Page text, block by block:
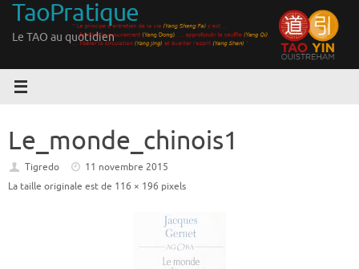
Passer
contenu
TaoPratique
Le TAO au quotidien
Le_monde_chinois1
Tigredo
11 novembre 2015
La taille originale est de 116 × 196 pixels